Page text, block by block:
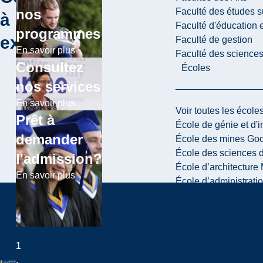
Faculté des études
Faculté d'éducation
Faculté de gestion
Faculté des
Écoles
Voir toutes les
École de génie et
École des mines
École des sciences
École d’architecture
École
à
explorer
nos
programmes
En savoir plus
Consultez
nos services
En savoir plus
Prêt à
demander
l'admission?
En savoir plus
1
.